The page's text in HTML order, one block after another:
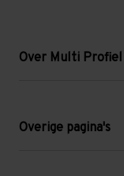
Over Multi Profiel
Blog
Overige pagina's